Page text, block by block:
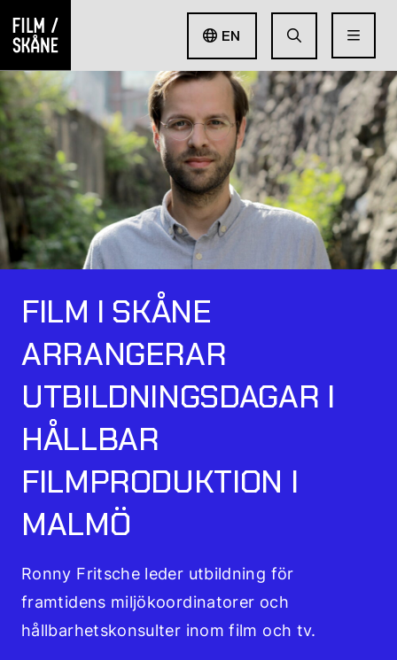
EN
FILM I SKÅNE
ARRANGERAR
UTBILDNINGSDAGAR I
HÅLLBAR
FILMPRODUKTION I
MALMÖ
Ronny Fritsche leder utbildning för
framtidens miljökoordinatorer och
hållbarhetskonsulter inom film och tv.